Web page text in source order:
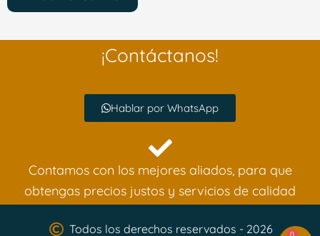
¡Contáctanos!
Hablar por WhatsApp
Contamos con los mejores aliados, para que
obtengas precios justos y servicios de calidad
Todos los derechos reservados - 2026